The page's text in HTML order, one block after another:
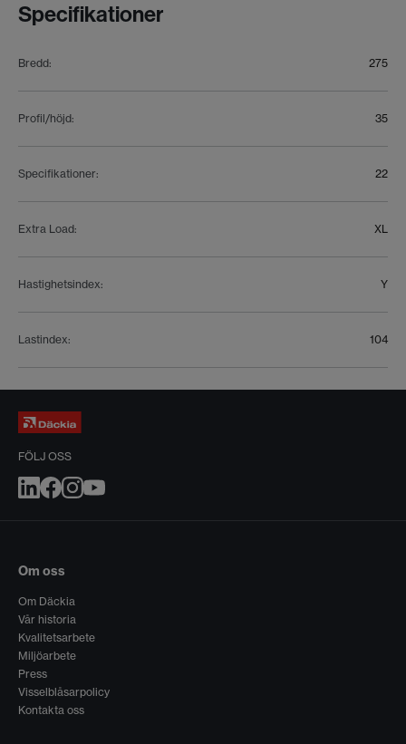
Specifikationer
Bredd: 275
Profil/höjd: 35
Specifikationer: 22
Extra Load: XL
Hastighetsindex: Y
Lastindex: 104
FÖLJ OSS
Om oss
Om Däckia
Vår historia
Kvalitetsarbete
Miljöarbete
Press
Visselblåsarpolicy
Kontakta oss